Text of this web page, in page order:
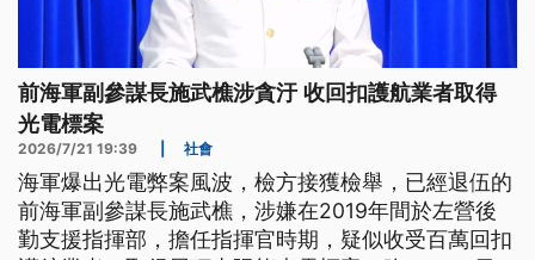
前海軍副參謀長施武樵涉貪汙 收回扣護航業者取得
光電標案
2026/7/21 19:39 社會
海軍爆出光電弊案風波，檢方接獲檢舉，已經退伍的
前海軍副參謀長施武樵，涉嫌在2019年間於左營後
勤支援指揮部，擔任指揮官時期，疑似收受百萬回扣